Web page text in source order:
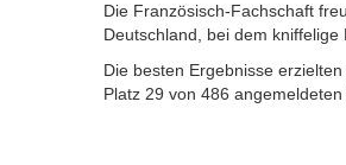
Die Französisch-Fachschaft
Deutschland, bei dem
Die besten Ergebnisse
Platz 29 von 486